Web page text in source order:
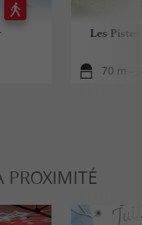
Les
70 m -
PROXIMITÉ